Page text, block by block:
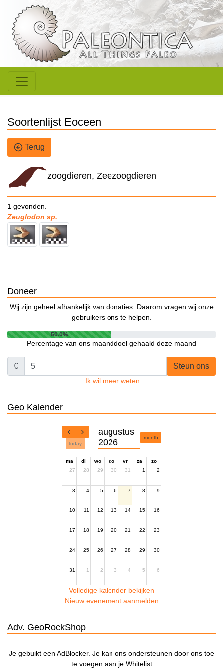
Soortenlijst Eoceen
Terug
zoogdieren, Zeezoogdieren
1 gevonden.
Zeuglodon sp.
Doneer
Wij zijn geheel afhankelijk van donaties. Daarom vragen wij onze
gebruikers ons te helpen.
50.0%
Percentage van ons maanddoel gehaald deze maand
€ Steun ons
Ik wil meer weten
Geo Kalender
today
augustus
2026
month
ma di wo do vr za
zo
27
28 29 30 31 1 2
3 4 5 6 7 8 9
10 11 12 13 14 15 16
17 18 19 20 21 22 23
24 25 26 27 28 29 30
31 1 2 3 4 5 6
Volledige kalender bekijken
Nieuw evenement aanmelden
Adv. GeoRockShop
Je gebuikt een AdBlocker. Je kan ons ondersteunen door ons toe
te voegen aan je Whitelist